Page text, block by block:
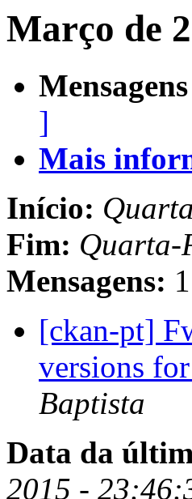
Março de
]
Mais
Início:
Fim: Quarta-
Mensagens: 1
[ckan-pt]
versions
Baptista
Data da
2015 -